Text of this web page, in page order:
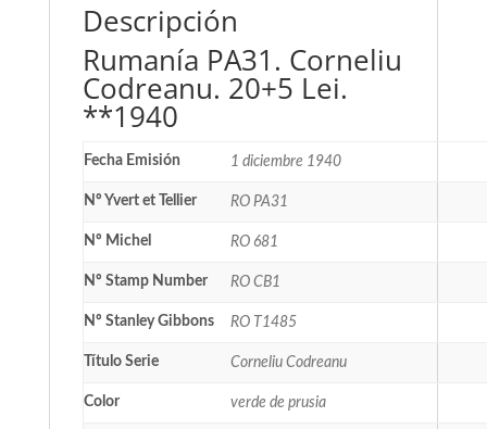
Descripción
Rumanía PA31. Corneliu
Codreanu. 20+5 Lei.
**1940
Fecha Emisión 1 diciembre 1940
Nº Yvert et Tellier RO PA31
Nº Michel RO 681
Nº Stamp Number RO CB1
Nº Stanley Gibbons RO T1485
Título Serie Corneliu Codreanu
Color verde de prusia